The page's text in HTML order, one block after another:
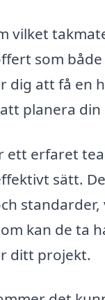
vilket
som
dig att få en
planera
ett erfaret
sätt.
kan de ta
ditt projekt.